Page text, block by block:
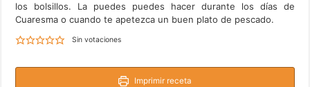
los bolsillos. La puedes puedes hacer durante los días de
Cuaresma o cuando te apetezca un buen plato de pescado.
Sin votaciones
Imprimir receta